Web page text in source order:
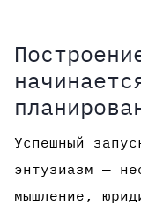
Успешный
энтузиазм —
мышление,